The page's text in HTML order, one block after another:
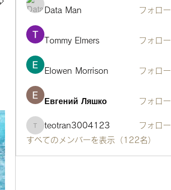
Data Man フォロー
Tommy Elmers フォロー
Elowen Morrison フォロー
Евгений Ляшко フォロー
teotran3004123
teotran3004123
フォロー
すべてのメンバーを表示（122名）